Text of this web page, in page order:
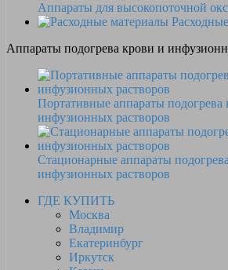
Аппараты для высокопоточной
Аппараты подогрева крови и
Портативные аппараты подогрева
инфузионных растворов
Стационарные аппараты
инфузионных растворов
ГДЕ КУПИТЬ
Москва
Владимир
Екатеринбург
Иркутск